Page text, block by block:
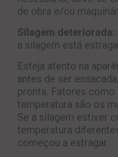
de obra e/ou
Silagem deteriorada:
a silagem está
Esteja atento na
antes de ser
pronta. Fatores como
temperatura são os
Se a silagem estiver
temperatura
começou a estragar.